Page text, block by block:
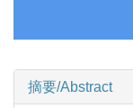
摘要/Abstract